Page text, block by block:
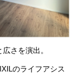
さを演出。
のライフアシス